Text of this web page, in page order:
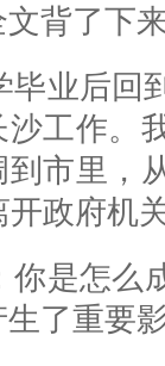
背了下来
毕业后回
沙工作。
到市里，
开政府机
你是怎么
了重要